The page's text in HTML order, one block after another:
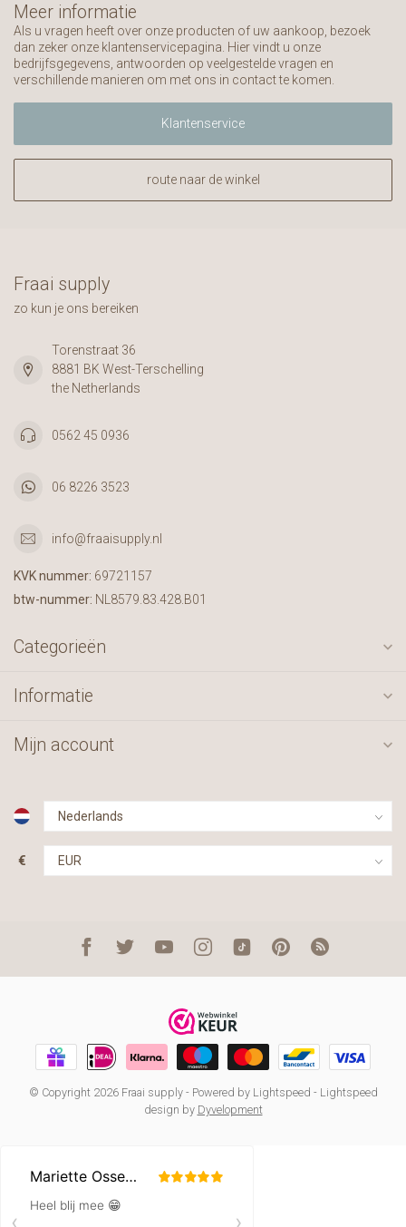
Meer informatie
Als u vragen heeft over onze producten of uw aankoop, bezoek
dan zeker onze klantenservicepagina. Hier vindt u onze
bedrijfsgegevens, antwoorden op veelgestelde vragen en
verschillende manieren om met ons in contact te komen.
Klantenservice
route naar de winkel
Fraai supply
zo kun je ons bereiken
Torenstraat 36
8881 BK West-Terschelling
the Netherlands
0562 45 0936
06 8226 3523
info@fraaisupply.nl
KVK nummer: 69721157
btw-nummer: NL8579.83.428.B01
Categorieën
Informatie
Mijn account
€
© Copyright 2026 Fraai supply- Powered by Lightspeed - Lightspeed
design by Dyvelopment